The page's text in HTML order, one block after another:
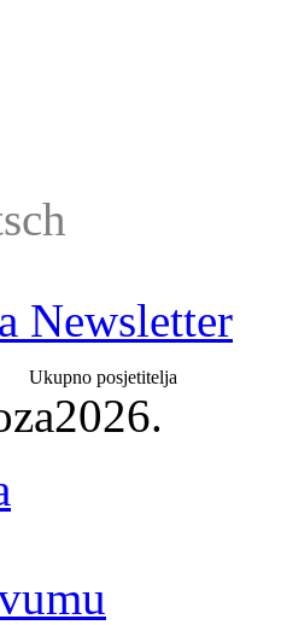
Newsletter
Ukupno posjetitelja
2026.